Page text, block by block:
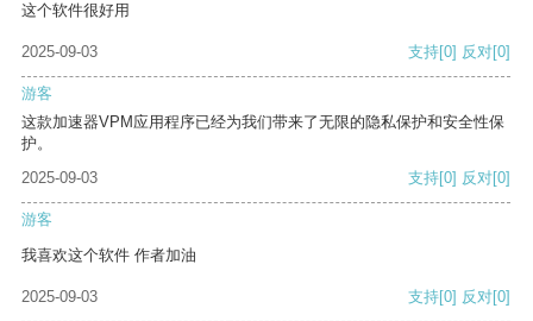
这个软件很好用
2025-09-03 支持[0] 反对[0]
游客
这款加速器VPM应用程序已经为我们带来了无限的隐私保护和安全性保
护。
2025-09-03
支持[0] 反对[0]
游客
我喜欢这个软件 作者加油
2025-09-03 支持[0] 反对[0]